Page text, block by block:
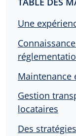
Une
Maintenance
Gestion
locataires
Des